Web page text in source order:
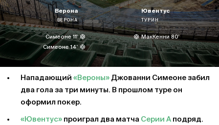
Верона
ВЕРОНА
Симеоне 11'
Симеоне 14'
Ювентус
ТУРИН
МакКенни 80'
Нападающий «Вероны» Джованни Симеоне забил
два гола за три минуты. В прошлом туре он
оформил покер.
«Ювентус» проиграл два матча Серии А подряд.